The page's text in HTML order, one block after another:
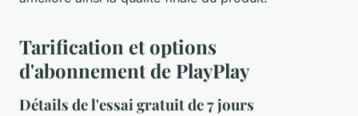
Tarification et options
d'abonnement de PlayPlay
Détails de l'essai gratuit de 7 jours